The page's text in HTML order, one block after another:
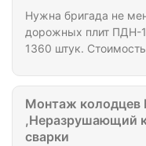
Нужна бригада не
дорожных плит ПДН-
1360 штук.
Только граждане РФ,
плит обязателен
Пишите на WhatsApp
Монтаж колодцев
,Неразрушающий
сварки